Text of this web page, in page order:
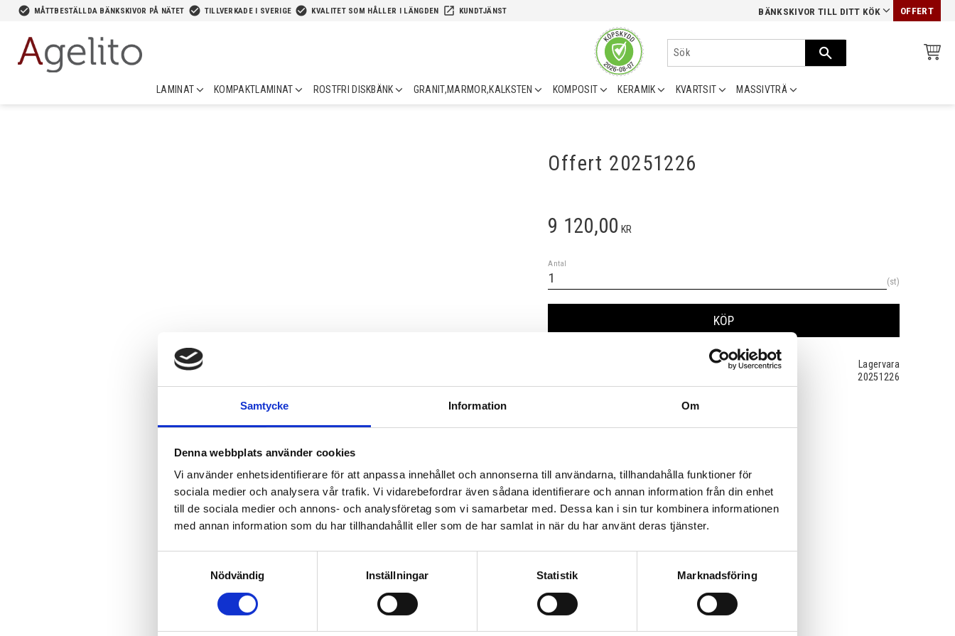
Samtycke Information Om
Denna webbplats använder cookies
Vi använder enhetsidentifierare för att anpassa innehållet och annonserna till användarna, tillhandahålla funktioner för
sociala medier och analysera vår trafik. Vi vidarebefordrar även sådana identifierare och annan information från din enhet
till de sociala medier och annons- och analysföretag som vi samarbetar med. Dessa kan i sin tur kombinera informationen
med annan information som du har tillhandahållit eller som de har samlat in när du har använt deras tjänster.
Nödvändig
Inställningar Statistik Marknadsföring
check_circle MÅTTBESTÄLLDA BÄNKSKIVOR PÅ NÄTET check_circle TILLVERKADE I SVERIGE check_circle KVALITET SOM HÅLLER I LÄNGDEN launch KUNDTJÄNST BÄNKSKIVOR TILL DITT KÖK OFFERT
LAMINAT KOMPAKTLAMINAT ROSTFRI DISKBÄNK GRANIT,MARMOR,KALKSTEN KOMPOSIT KERAMIK KVARTSIT MASSIVTRÄ
Offert 20251226
9 120,00 KR
Antal
st
KÖP
Lagervara
20251226